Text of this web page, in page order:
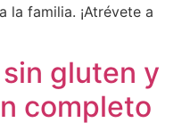
familia. ¡Atrévete a
gluten y
completo